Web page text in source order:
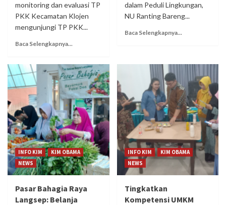
monitoring dan evaluasi TP
PKK Kecamatan Klojen
mengunjungi TP PKK...
Baca Selengkapnya...
dalam Peduli Lingkungan,
NU Ranting Bareng...
Baca Selengkapnya...
INFO KIM
KIM OBAMA
NEWS
Pasar Bahagia Raya
Langsep: Belanja
INFO KIM
KIM OBAMA
NEWS
Tingkatkan
Kompetensi UMKM